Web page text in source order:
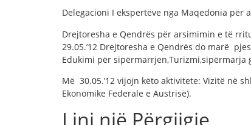
Delegacioni I ekspertëve nga Maqedonia
Drejtoresha e Qendrës për arsimimin e të
29.05.’12 Drejtoresha e Qendrës do marë
Edukimi për
Më 30.05.’12 vijojn këto aktivitete: Vizitë në
Ekonomike Federale e Austrisë).
Lini një Përgjigje